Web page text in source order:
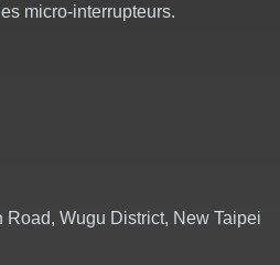
micro-interrupteurs.
Road, Wugu District, New Taipei